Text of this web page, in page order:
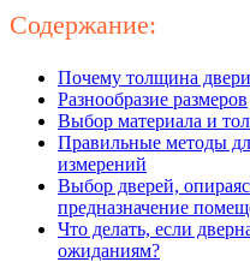
Содержание:
Почему толщина
Разнообразие размеров
Выбор материала и
Правильные методы
измерений
Выбор дверей,
предназначение
Что делать, если
ожиданиям?